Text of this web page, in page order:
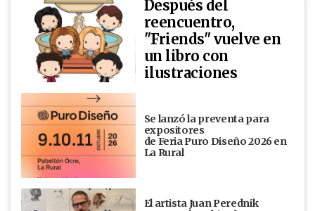
Después del
reencuentro,
"Friends" vuelve en
un libro con
ilustraciones
Se lanzó la preventa para
expositores
de Feria Puro Diseño 2026 en
La Rural
El artista Juan Perednik